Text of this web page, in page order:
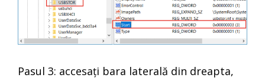
Pasul 3: accesați bara laterală din dreapta,